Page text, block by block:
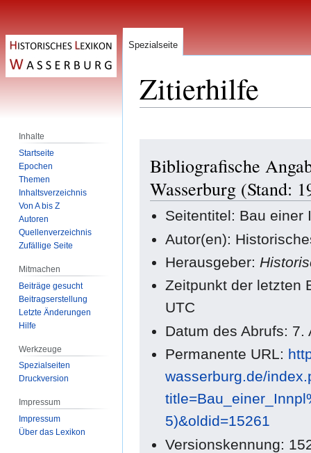
Zitierhilfe
Navigation
Suche
Bibliografische
Wasserburg (Stand:
Seitentitel: Bau einer
Autor(en):
Herausgeber:
Zeitpunkt der letzten
UTC
Datum des Abrufs:
Permanente URL:
wasserburg.de/
5)&oldid=15261
Versionskennung:
Spezialseite
Inhalte
Startseite
Epochen
Themen
Inhaltsverzeichnis
Von A bis Z
Autoren
Quellenverzeichnis
Zufällige Seite
Mitmachen
Beiträge gesucht
Beitragserstellung
Letzte Änderungen
Hilfe
Werkzeuge
Spezialseiten
Druckversion
Impressum
Impressum
Über das Lexikon